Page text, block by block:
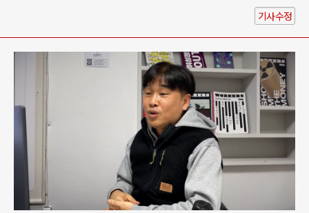
기사수정